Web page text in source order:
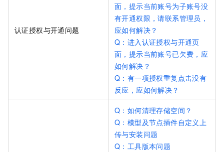
认证授权与开通问题
面，提示当前账号为子账号没
有开通权限，请联系管理员，
应如何解决？
Q：进入认证授权与开通页
面，提示当前账号已欠费，应
如何解决？
Q：有一项授权重复点击没有
反应，应如何解决？
Q：如何清理存储空间？
Q：模型及节点插件自定义上
传与安装问题
Q：工具版本问题